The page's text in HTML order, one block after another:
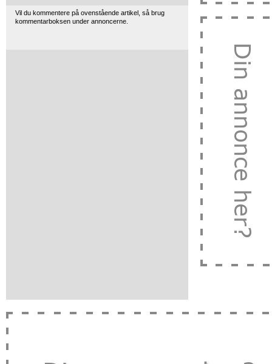
Vil du kommentere på ovenstående artikel, så brug
kommentarboksen under annoncerne.